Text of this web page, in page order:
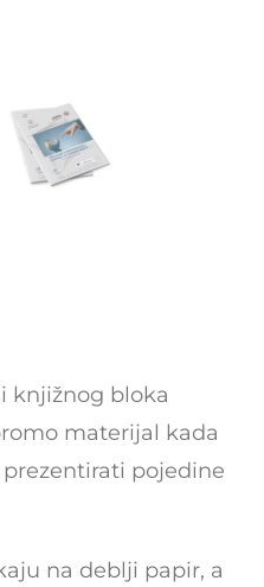
knjižnog bloka
materijal kada
pojedine
na deblji papir, a